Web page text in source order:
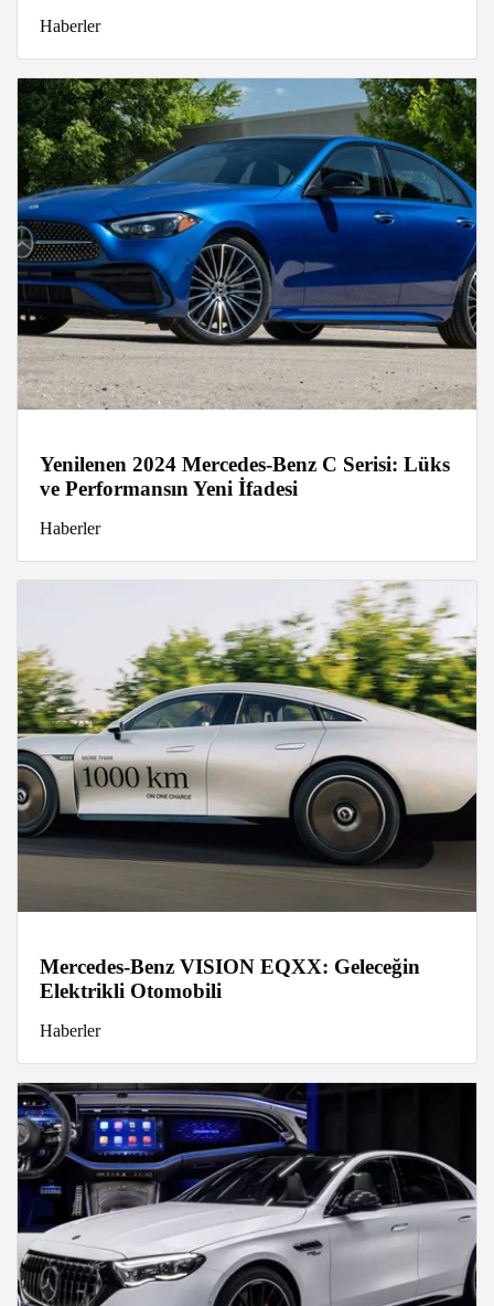
Haberler
Yenilenen 2024 Mercedes-Benz C Serisi: Lüks
ve Performansın Yeni İfadesi
Haberler
Mercedes-Benz VISION EQXX: Geleceğin
Elektrikli Otomobili
Haberler